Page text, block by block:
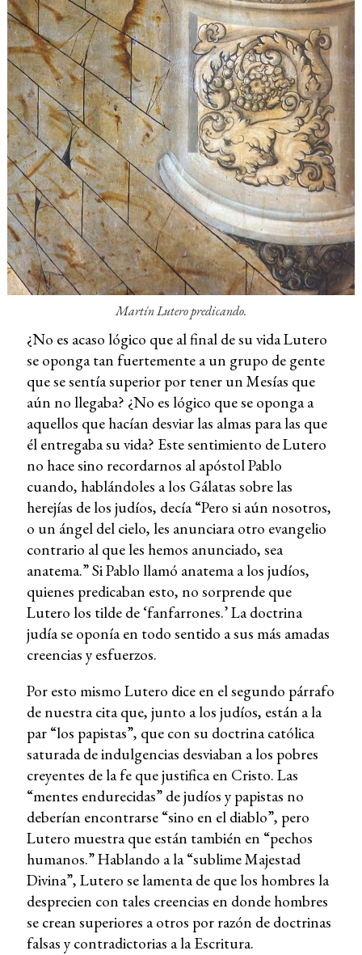
Martín Lutero predicando.
¿No es acaso lógico que al final de su vida Lutero
se oponga tan fuertemente a un grupo de gente
que se sentía superior por tener un Mesías que
aún no llegaba? ¿No es lógico que se oponga a
aquellos que hacían desviar las almas para las que
él entregaba su vida? Este sentimiento de Lutero
no hace sino recordarnos al apóstol Pablo
cuando, hablándoles a los Gálatas sobre las
herejías de los judíos, decía “Pero si aún nosotros,
o un ángel del cielo, les anunciara otro evangelio
contrario al que les hemos anunciado, sea
anatema.” Si Pablo llamó anatema a los judíos,
quienes predicaban esto, no sorprende que
Lutero los tilde de ‘fanfarrones.’ La doctrina
judía se oponía en todo sentido a sus más amadas
creencias y esfuerzos.
Por esto mismo Lutero dice en el segundo párrafo
de nuestra cita que, junto a los judíos, están a la
par “los papistas”, que con su doctrina católica
saturada de indulgencias desviaban a los pobres
creyentes de la fe que justifica en Cristo. Las
“mentes endurecidas” de judíos y papistas no
deberían encontrarse “sino en el diablo”, pero
Lutero muestra que están también en “pechos
humanos.” Hablando a la “sublime Majestad
Divina”, Lutero se lamenta de que los hombres la
desprecien con tales creencias en donde hombres
se crean superiores a otros por razón de doctrinas
falsas y contradictorias a la Escritura.